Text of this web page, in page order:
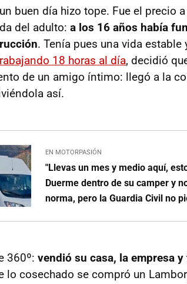
buen día hizo tope. Fue el precio
del adulto: a los 16 años había
. Tenía pues una vida estable
18 horas al día, decidió
de un amigo íntimo: llegó a la
así.
EN MOTORPASIÓN
"Llevas un mes y medio aquí,
Duerme dentro de su camper y
norma, pero la Guardia Civil no
360º: vendió su casa, la empresa
lo cosechado se compró un